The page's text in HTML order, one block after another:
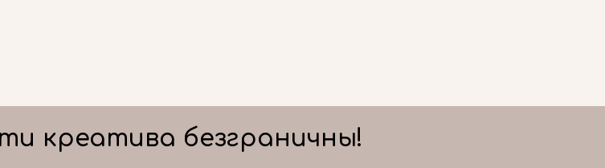
креатива безграничны!